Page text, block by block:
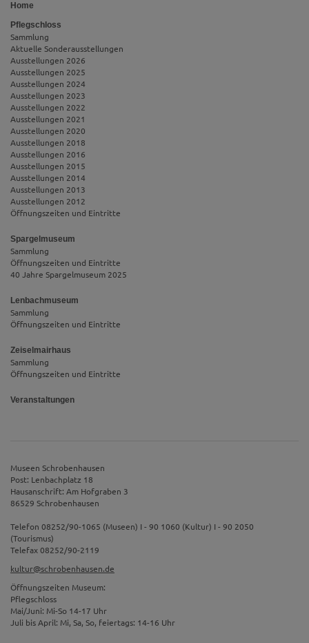
Home
Pflegschloss
Sammlung
Aktuelle Sonderausstellungen
Ausstellungen 2026
Ausstellungen 2025
Ausstellungen 2024
Ausstellungen 2023
Ausstellungen 2022
Ausstellungen 2021
Ausstellungen 2020
Ausstellungen 2018
Ausstellungen 2016
Ausstellungen 2015
Ausstellungen 2014
Ausstellungen 2013
Ausstellungen 2012
Öffnungszeiten und Eintritte
Spargelmuseum
Sammlung
Öffnungszeiten und Eintritte
40 Jahre Spargelmuseum 2025
Lenbachmuseum
Sammlung
Öffnungszeiten und Eintritte
Zeiselmairhaus
Sammlung
Öffnungszeiten und Eintritte
Veranstaltungen
Museen Schrobenhausen
Post: Lenbachplatz 18
Hausanschrift: Am Hofgraben 3
86529 Schrobenhausen
Telefon 08252/90-1065 (Museen) I - 90 1060 (Kultur) I - 90 2050
(Tourismus)
Telefax 08252/90-2119
kultur@schrobenhausen.de
Öffnungszeiten Museum:
Pflegschloss
Mai/Juni: Mi-So 14-17 Uhr
Juli bis April: Mi, Sa, So, feiertags: 14-16 Uhr